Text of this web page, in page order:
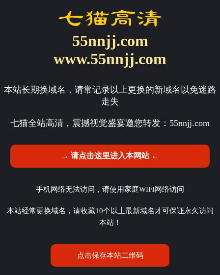
55nnjj.com
www.55nnjj.com
本站长期换域名，请常记录以上更换的新域名以免迷路
走失
七猫全站高清，震撼视觉盛宴邀您转发： 55nnjj.com
→ 请点击这里进入本网站 ←
手机网络无法访问，请使用家庭WIFI网络访问
本站经常更换域名，请收藏10个以上最新域名才可保证永久访问
本站！
点击保存本站二维码